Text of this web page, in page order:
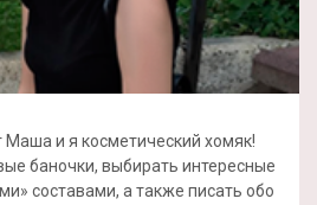
Маша и я косметический хомяк!
баночки, выбирать интересные
составами, а также писать обо